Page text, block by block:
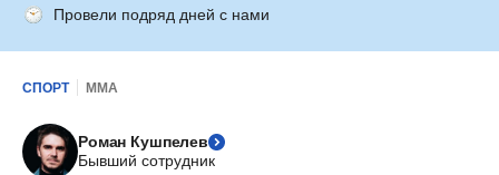
Провели подряд дней с нами
СПОРТ ММА
Роман Кушпелев
Бывший сотрудник